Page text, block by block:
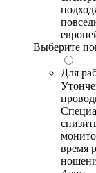
Выберите
Для
время